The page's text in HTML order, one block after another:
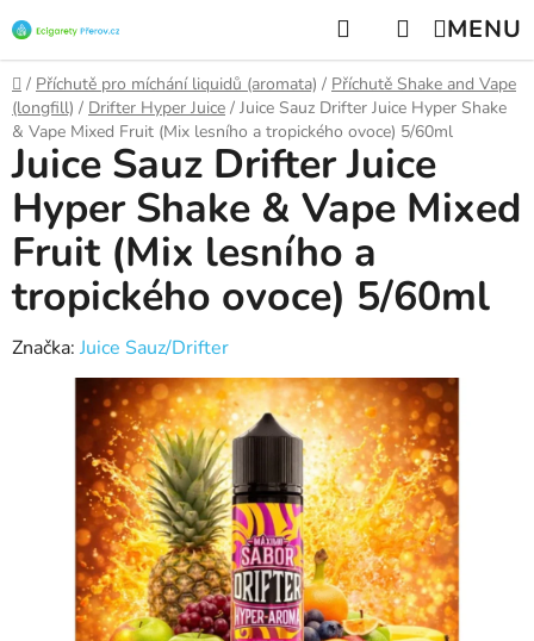
na
obsah
Hledat NÁKUPNÍ
KOŠÍK
Domů
/ Příchutě pro míchání liquidů (aromata) / Příchutě Shake and Vape
(longfill) / Drifter Hyper Juice / Juice Sauz Drifter Juice Hyper Shake
& Vape Mixed Fruit (Mix lesního a tropického ovoce) 5/60ml
Juice Sauz Drifter Juice
Hyper Shake & Vape Mixed
Fruit (Mix lesního a
tropického ovoce) 5/60ml
Značka: Juice Sauz/Drifter